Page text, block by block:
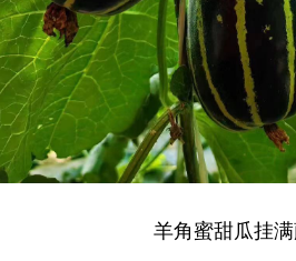
羊角蜜甜瓜挂